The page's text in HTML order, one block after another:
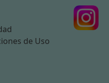
de Uso